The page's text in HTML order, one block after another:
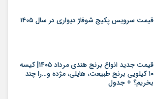
قیمت سرویس پکیج شوفاژ دیواری در سال ۱۴۰۵
قیمت جدید انواع برنج هندی مرداد ۱۴۰۵| کیسه
۱۰ کیلویی برنج طبیعت، هایلی، مژده و…را چند
بخریم؟ + جدول